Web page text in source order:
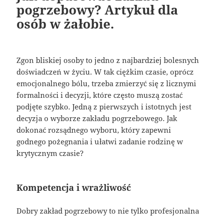
pogrzebowy? Artykuł dla
osób w żałobie.
Zgon bliskiej osoby to jedno z najbardziej bolesnych
doświadczeń w życiu. W tak ciężkim czasie, oprócz
emocjonalnego bólu, trzeba zmierzyć się z licznymi
formalności i decyzji, które często muszą zostać
podjęte szybko. Jedną z pierwszych i istotnych jest
decyzja o wyborze zakładu pogrzebowego. Jak
dokonać rozsądnego wyboru, który zapewni
godnego pożegnania i ułatwi zadanie rodzinę w
krytycznym czasie?
Kompetencja i wrażliwość
Dobry zakład pogrzebowy to nie tylko profesjonalna